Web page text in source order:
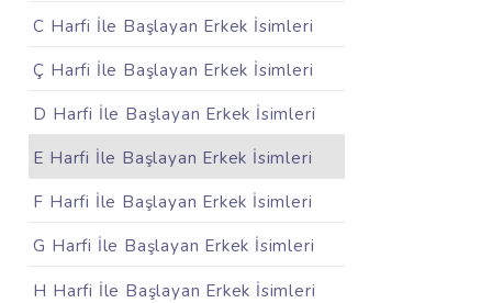
C Harfi İle Başlayan Erkek İsimleri
Ç Harfi İle Başlayan Erkek İsimleri
D Harfi İle Başlayan Erkek İsimleri
E Harfi İle Başlayan Erkek İsimleri
F Harfi İle Başlayan Erkek İsimleri
G Harfi İle Başlayan Erkek İsimleri
H Harfi İle Başlayan Erkek İsimleri